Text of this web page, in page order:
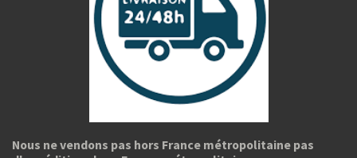
Nous ne vendons pas hors France métropolitaine pas